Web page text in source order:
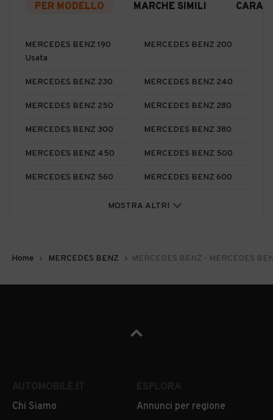
PER MODELLO MARCHE SIMILI
MERCEDES BENZ 190
Usata
MERCEDES BENZ 200
MERCEDES BENZ 230 MERCEDES BENZ 240
MERCEDES BENZ 250 MERCEDES BENZ 280
MERCEDES BENZ 300 MERCEDES BENZ 380
MERCEDES BENZ 450 MERCEDES BENZ 500
MERCEDES BENZ 560 MERCEDES BENZ 600
MERCEDES BENZ Citan
MERCEDES BENZ Classe A
B Usata
C Usata
MERCEDES BENZ Classe
MERCEDES BENZ Classe
MOSTRA ALTRI
Home MERCEDES BENZ MERCEDES BENZ - MERCEDES
Chi Siamo
Annunci per regione